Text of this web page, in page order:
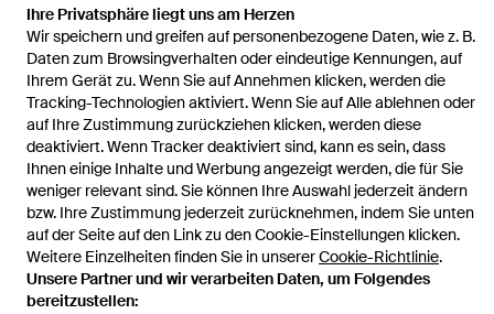
Ihre Privatsphäre liegt uns am Herzen
Wir speichern und greifen auf personenbezogene Daten, wie z. B.
Daten zum Browsingverhalten oder eindeutige Kennungen, auf
Ihrem Gerät zu. Wenn Sie auf Annehmen klicken, werden die
Tracking-Technologien aktiviert. Wenn Sie auf Alle ablehnen oder
auf Ihre Zustimmung zurückziehen klicken, werden diese
deaktiviert. Wenn Tracker deaktiviert sind, kann es sein, dass
Ihnen einige Inhalte und Werbung angezeigt werden, die für Sie
weniger relevant sind. Sie können Ihre Auswahl jederzeit ändern
bzw. Ihre Zustimmung jederzeit zurücknehmen, indem Sie unten
auf der Seite auf den Link zu den Cookie-Einstellungen klicken.
Weitere Einzelheiten finden Sie in unsererCookie-Richtlinie.
Unsere Partner und wir verarbeiten Daten, um Folgendes
bereitzustellen:
Startseite Herren Sport-, Training- und Fitnesskleidung
Fiesoli Sport-, Training- und Fitnesskleidung
Sweatshirt
Hilfe und Informationen